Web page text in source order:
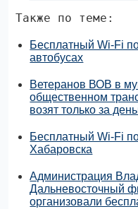
Также по теме:
Бесплатный Wi-Fi
автобусах
Ветеранов ВОВ в
общественном
возят только за
Бесплатный Wi-Fi
Хабаровска
Администрация
Дальневосточный
организовали